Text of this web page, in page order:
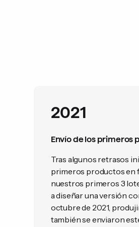
2021
Envío de los primeros
Tras algunos retrasos
primeros productos en
nuestros primeros 3
a diseñar una versión
octubre de 2021,
también se enviaron